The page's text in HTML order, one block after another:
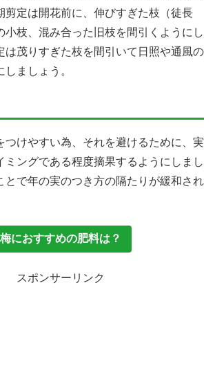
剪定は開花前に、伸びすぎた枝（徒長
小枝、混み合った旧枝を間引くようにし
は茂りすぎた枝を間引いて日照や通風の
ましょう。
つけやすい為、それを避けるために、実
ミングである程度摘果するようにしまし
とで年の実のつき方の隔たりが緩和され
梅におすすめの肥料は？
スポンサーリンク